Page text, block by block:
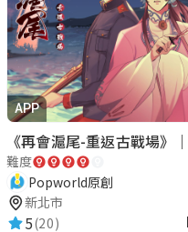
APP
難度
Popworld原創
新北市
5(20)